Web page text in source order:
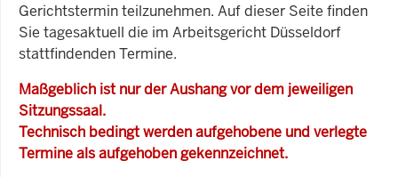
Gerichtstermin teilzunehmen. Auf dieser Seite finden
Sie tagesaktuell die im Arbeitsgericht Düsseldorf
stattfindenden Termine.
Maßgeblich ist nur der Aushang vor dem jeweiligen
Sitzungssaal.
Technisch bedingt werden aufgehobene und verlegte
Termine als aufgehoben gekennzeichnet.